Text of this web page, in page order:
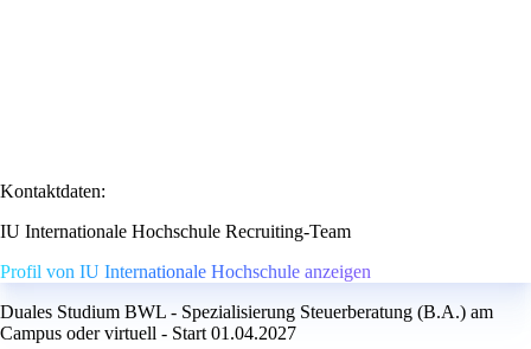
Kontaktdaten:
IU Internationale Hochschule Recruiting-Team
Profil von IU Internationale Hochschule anzeigen
Duales Studium BWL - Spezialisierung Steuerberatung (B.A.) am
Campus oder virtuell - Start 01.04.2027